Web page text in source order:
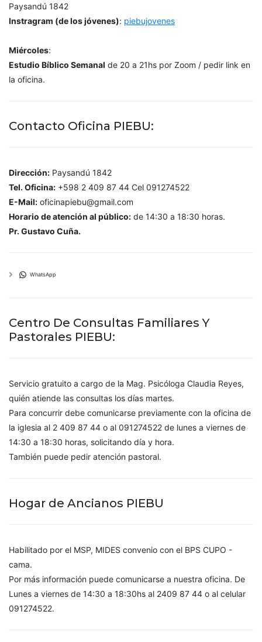
Paysandú 1842
Instragram (de los jóvenes): piebujovenes
Miércoles:
Estudio Bíblico Semanal de 20 a 21hs por Zoom / pedir link en
la oficina.
Contacto Oficina PIEBU:
Dirección: Paysandú 1842
Tel. Oficina: +598 2 409 87 44 Cel 091274522
E-Mail: oficinapiebu@gmail.com
Horario de atención al público: de 14:30 a 18:30 horas.
Pr. Gustavo Cuña.
WhatsApp
Centro De Consultas Familiares Y
Pastorales PIEBU:
Servicio gratuito a cargo de la Mag. Psicóloga Claudia Reyes,
quién atiende las consultas los días martes.
Para concurrir debe comunicarse previamente con la oficina de
la iglesia al 2 409 87 44 o al 091274522 de lunes a viernes de
14:30 a 18:30 horas, solicitando día y hora.
También puede pedir atención pastoral.
Hogar de Ancianos PIEBU
Habilitado por el MSP, MIDES convenio con el BPS CUPO -
cama.
Por más información puede comunicarse a nuestra oficina. De
Lunes a viernes de 14:30 a 18:30hs al 2409 87 44 o al celular
091274522.